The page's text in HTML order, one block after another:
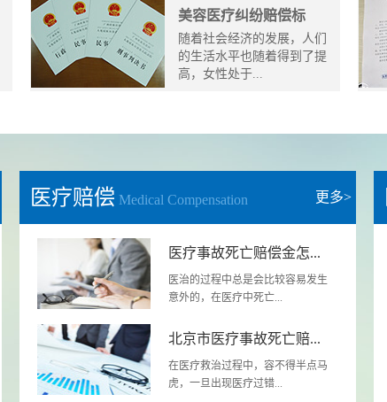
美容医疗纠纷赔偿标
随着社会经济的发展，人们
的生活水平也随着得到了提
高，女性处于...
医疗赔偿 Medical Compensation 更多>
医疗事故死亡赔偿金怎...
医治的过程中总是会比较容易发生
意外的，在医疗中死亡...
北京市医疗事故死亡赔...
在医疗救治过程中，容不得半点马
虎，一旦出现医疗过错...